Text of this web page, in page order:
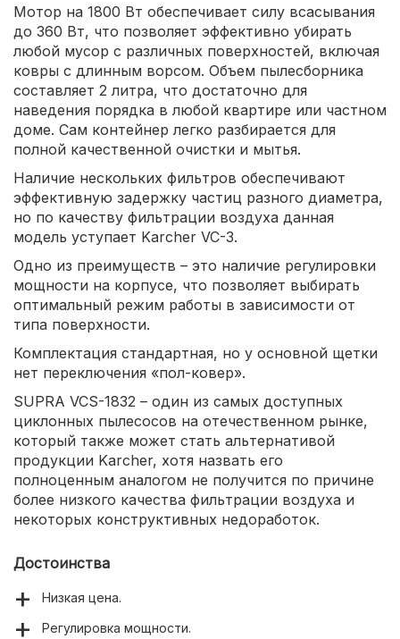
Мотор на 1800 Вт обеспечивает силу всасывания
до 360 Вт, что позволяет эффективно убирать
любой мусор с различных поверхностей, включая
ковры с длинным ворсом. Объем пылесборника
составляет 2 литра, что достаточно для
наведения порядка в любой квартире или частном
доме. Сам контейнер легко разбирается для
полной качественной очистки и мытья.
Наличие нескольких фильтров обеспечивают
эффективную задержку частиц разного диаметра,
но по качеству фильтрации воздуха данная
модель уступает Karcher VC-3.
Одно из преимуществ – это наличие регулировки
мощности на корпусе, что позволяет выбирать
оптимальный режим работы в зависимости от
типа поверхности.
Комплектация стандартная, но у основной щетки
нет переключения «пол-ковер».
SUPRA VCS-1832 – один из самых доступных
циклонных пылесосов на отечественном рынке,
который также может стать альтернативой
продукции Karcher, хотя назвать его
полноценным аналогом не получится по причине
более низкого качества фильтрации воздуха и
некоторых конструктивных недоработок.
Достоинства
Низкая цена.
Регулировка мощности.